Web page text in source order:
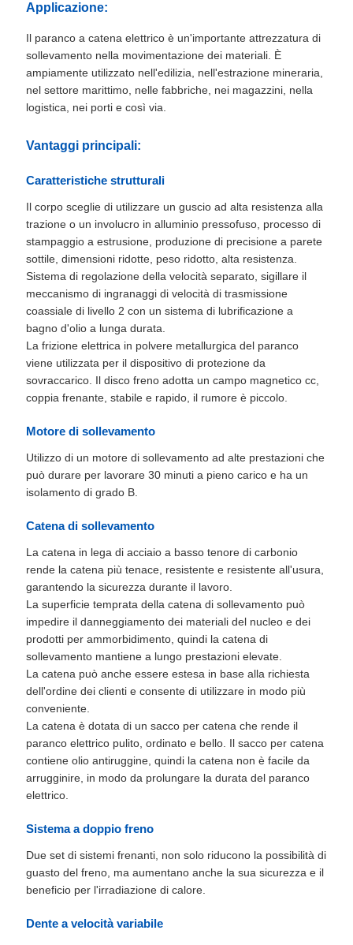
Applicazione:
Il paranco a catena elettrico è un'importante attrezzatura di
sollevamento nella movimentazione dei materiali. È
ampiamente utilizzato nell'edilizia, nell'estrazione mineraria,
nel settore marittimo, nelle fabbriche, nei magazzini, nella
logistica, nei porti e così via.
Vantaggi principali:
Caratteristiche strutturali
Il corpo sceglie di utilizzare un guscio ad alta resistenza alla
trazione o un involucro in alluminio pressofuso, processo di
stampaggio a estrusione, produzione di precisione a parete
sottile, dimensioni ridotte, peso ridotto, alta resistenza.
Sistema di regolazione della velocità separato, sigillare il
meccanismo di ingranaggi di velocità di trasmissione
coassiale di livello 2 con un sistema di lubrificazione a
bagno d'olio a lunga durata.
La frizione elettrica in polvere metallurgica del paranco
viene utilizzata per il dispositivo di protezione da
sovraccarico. Il disco freno adotta un campo magnetico cc,
coppia frenante, stabile e rapido, il rumore è piccolo.
Motore di sollevamento
Utilizzo di un motore di sollevamento ad alte prestazioni che
può durare per lavorare 30 minuti a pieno carico e ha un
isolamento di grado B.
Catena di sollevamento
La catena in lega di acciaio a basso tenore di carbonio
rende la catena più tenace, resistente e resistente all'usura,
garantendo la sicurezza durante il lavoro.
La superficie temprata della catena di sollevamento può
impedire il danneggiamento dei materiali del nucleo e dei
prodotti per ammorbidimento, quindi la catena di
sollevamento mantiene a lungo prestazioni elevate.
La catena può anche essere estesa in base alla richiesta
dell'ordine dei clienti e consente di utilizzare in modo più
conveniente.
La catena è dotata di un sacco per catena che rende il
paranco elettrico pulito, ordinato e bello. Il sacco per catena
contiene olio antiruggine, quindi la catena non è facile da
arrugginire, in modo da prolungare la durata del paranco
elettrico.
Sistema a doppio freno
Due set di sistemi frenanti, non solo riducono la possibilità di
guasto del freno, ma aumentano anche la sua sicurezza e il
beneficio per l'irradiazione di calore.
Dente a velocità variabile